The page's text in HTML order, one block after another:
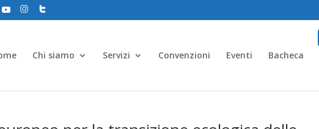
Chi siamo Servizi Convenzioni Eventi Bacheca